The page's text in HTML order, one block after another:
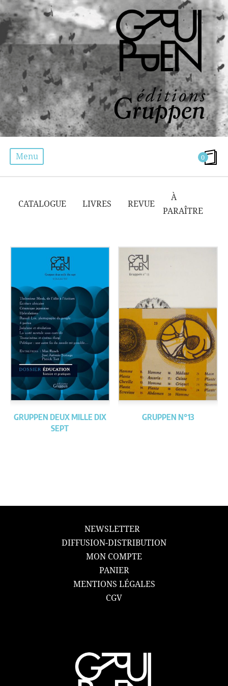
Menu 0
CATALOGUE
LIVRES REVUE
À
PARAÎTRE
GRUPPEN DEUX MILLE DIX
SEPT
GRUPPEN N°13
NEWSLETTER
DIFFUSION-DISTRIBUTION
MON COMPTE
PANIER
MENTIONS LÉGALES
CGV